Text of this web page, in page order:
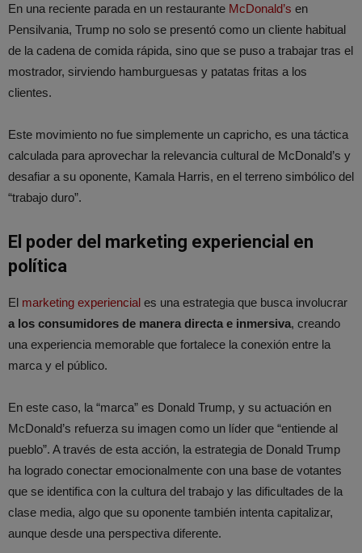
En una reciente parada en un restaurante McDonald’s en
Pensilvania, Trump no solo se presentó como un cliente habitual
de la cadena de comida rápida, sino que se puso a trabajar tras el
mostrador, sirviendo hamburguesas y patatas fritas a los
clientes.
Este movimiento no fue simplemente un capricho, es una táctica
calculada para aprovechar la relevancia cultural de McDonald’s y
desafiar a su oponente, Kamala Harris, en el terreno simbólico del
“trabajo duro”.
El poder del marketing experiencial en
política
El marketing experiencial es una estrategia que busca involucrar
a los consumidores de manera directa e inmersiva, creando
una experiencia memorable que fortalece la conexión entre la
marca y el público.
En este caso, la “marca” es Donald Trump, y su actuación en
McDonald’s refuerza su imagen como un líder que “entiende al
pueblo”. A través de esta acción, la estrategia de Donald Trump
ha logrado conectar emocionalmente con una base de votantes
que se identifica con la cultura del trabajo y las dificultades de la
clase media, algo que su oponente también intenta capitalizar,
aunque desde una perspectiva diferente.